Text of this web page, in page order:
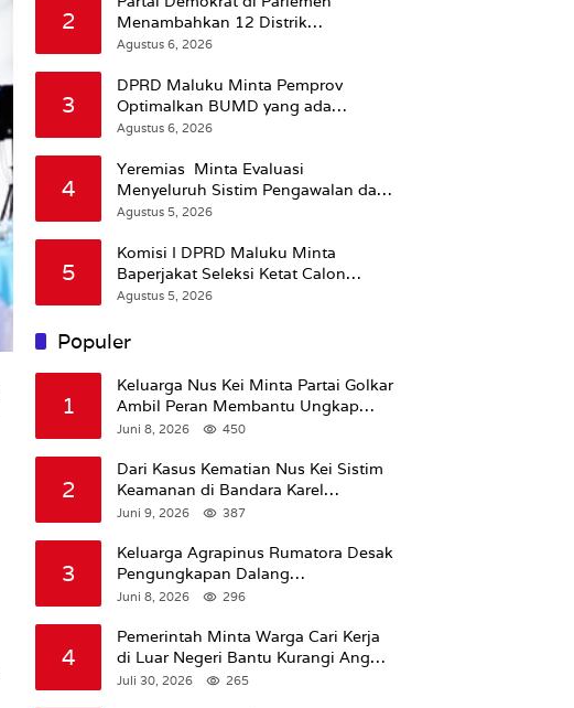
2
Menambahkan 12 Distrik
Pendukung Trump
Agustus 6, 2026
3
DPRD Maluku Minta Pemprov
Optimalkan BUMD yang ada
Ketimbang Menambah Baru
Agustus 6, 2026
4
Yeremias Minta Evaluasi
Menyeluruh Sistim Pengawalan dan
Operasional Angkutan Kontainer
Agustus 5, 2026
5
Komisi I DPRD Maluku Minta
Baperjakat Seleksi Ketat Calon
Pejabat Termasuk Rekam Jejak
Agustus 5, 2026
Populer
1
Keluarga Nus Kei Minta Partai Golkar
Ambil Peran Membantu Ungkap
Kematian Almarhum
Juni 8, 2026 450
2
Dari Kasus Kematian Nus Kei Sistim
Keamanan di Bandara Karel
Sadsuitubun Langgur
Juni 9, 2026 387
3
Keluarga Agrapinus Rumatora Desak
Pengungkapan Dalang
Pembunuhan, Siap Bawa Kasus ke
Juni 8, 2026 296
4
Pemerintah Minta Warga Cari Kerja
di Luar Negeri Bantu Kurangi Angka
Pengangguran
Juli 30, 2026 265